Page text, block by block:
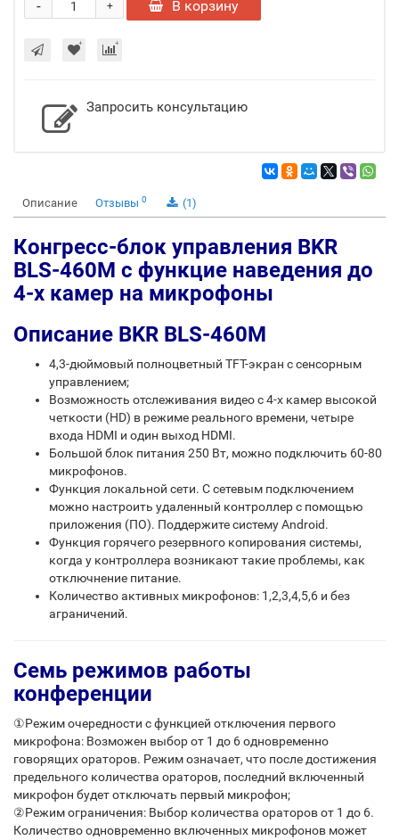
+
- В корзину
Запросить консультацию
Описание Отзывы 0 (1)
Конгресс-блок управления BKR
BLS-460M с функцие наведения до
4-х камер на микрофоны
Описание BKR BLS-460M
4,3-дюймовый полноцветный TFT-экран с сенсорным
управлением;
Возможность отслеживания видео с 4-х камер высокой
четкости (HD) в режиме реального времени, четыре
входа HDMI и один выход HDMI.
Большой блок питания 250 Вт, можно подключить 60-80
микрофонов.
Функция локальной сети. С сетевым подключением
можно настроить удаленный контроллер с помощью
приложения (ПО). Поддержите систему Android.
Функция горячего резервного копирования системы,
когда у контроллера возникают такие проблемы, как
отключнение питание.
Количество активных микрофонов: 1,2,3,4,5,6 и без
аграничений.
Семь режимов работы
конференции
①Режим очередности с функцией отключения первого
микрофона: Возможен выбор от 1 до 6 одновременно
говорящих ораторов. Режим означает, что после достижения
предельного количества ораторов, последний включенный
микрофон будет отключать первый микрофон;
②Режим ограничения: Выбор количества ораторов от 1 до 6.
Количество одновременно включенных микрофонов может